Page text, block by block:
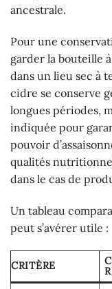
ancestrale.
Pour une
garder la bouteille
dans un lieu sec à
cidre se conserve
longues périodes,
indiquée pour
pouvoir
qualités
dans le cas de
Un tableau
peut s’avérer utile :
CRITÈRE